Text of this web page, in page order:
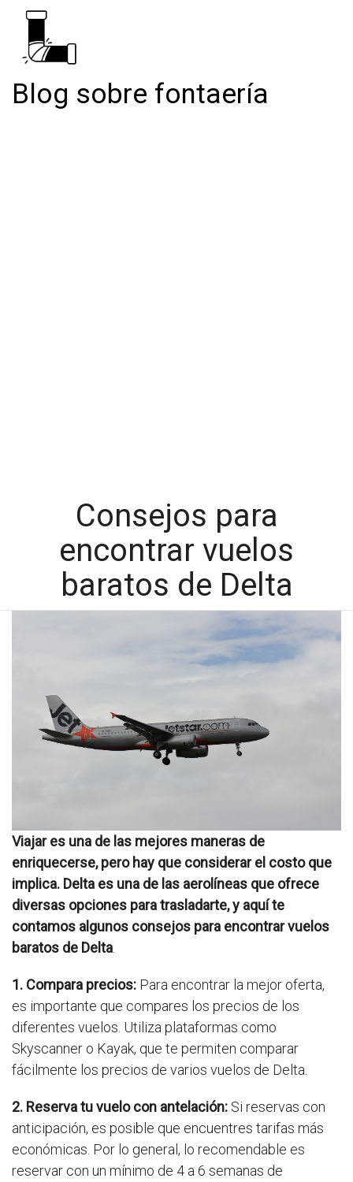
Blog sobre fontaería
Consejos para
encontrar vuelos
baratos de Delta
Viajar es una de las mejores maneras de
enriquecerse, pero hay que considerar el costo que
implica. Delta es una de las aerolíneas que ofrece
diversas opciones para trasladarte, y aquí te
contamos algunos consejos para encontrar vuelos
baratos de Delta
1. Compara precios: Para encontrar la mejor oferta,
es importante que compares los precios de los
diferentes vuelos. Utiliza plataformas como
Skyscanner o Kayak, que te permiten comparar
fácilmente los precios de varios vuelos de Delta.
2. Reserva tu vuelo con antelación: Si reservas con
anticipación, es posible que encuentres tarifas más
económicas. Por lo general, lo recomendable es
reservar con un mínimo de 4 a 6 semanas de